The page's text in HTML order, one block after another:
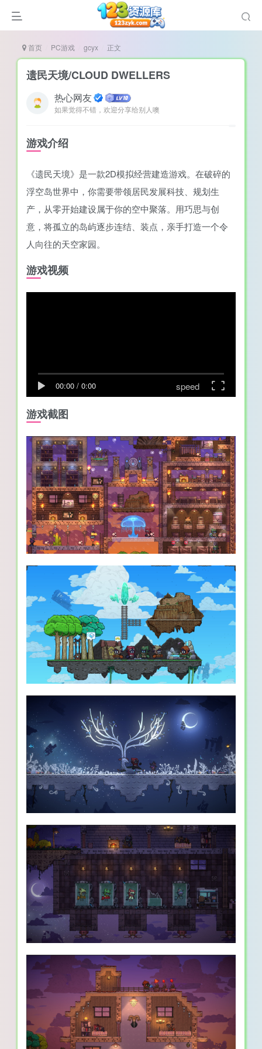
（摸鱼游戏）
首页 PC游戏 gcyx 正文
遗民天境/CLOUD DWELLERS
热心网友
如果觉得不错，欢迎分享给别人噢
游戏介绍
《遗民天境》是一款2D模拟经营建造游戏。在破碎的
浮空岛世界中，你需要带领居民发展科技、规划生
产，从零开始建设属于你的空中聚落。用巧思与创
意，将孤立的岛屿逐步连结、装点，亲手打造一个令
人向往的天空家园。
游戏视频
00:00 / 0:00 speed
游戏截图